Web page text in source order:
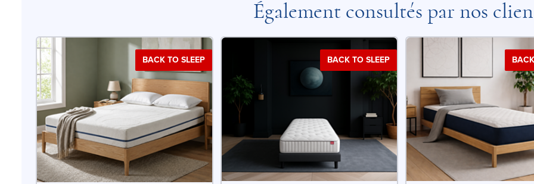
Également consultés par nos
BACK TO SLEEP BACK TO SLEEP